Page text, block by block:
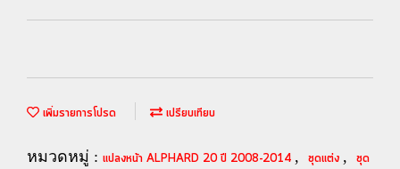
เพิ่มรายการโปรด เปรียบเทียบ
หมวดหมู่ : แปลงหน้า ALPHARD 20 ปี 2008-2014 , ชุดแต่ง , ชุด